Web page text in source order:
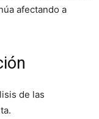
afectando a
de las